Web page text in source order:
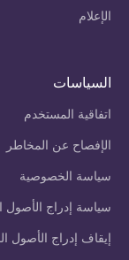
الإعلام
السياسات
اتفاقية المستخدم
الإفصاح عن المخاطر
سياسة الخصوصية
سياسة إدراج الأصول
إيقاف إدراج الأصول